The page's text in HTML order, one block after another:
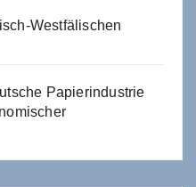
Westfälischen
Papierindustrie